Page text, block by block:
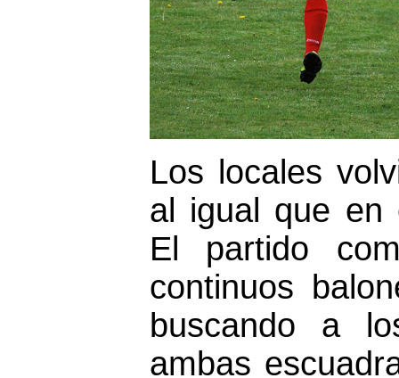
Los locales
al igual que en
El partido
continuos
buscando a
ambas